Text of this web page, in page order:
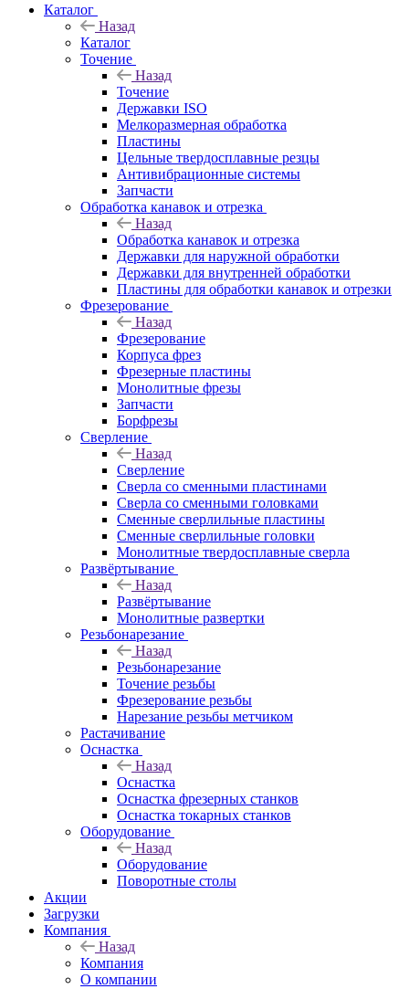
Каталог
Назад
Каталог
Точение
Назад
Точение
Державки ISO
Мелкоразмерная обработка
Пластины
Цельные твердосплавные резцы
Антивибрационные системы
Запчасти
Обработка канавок и отрезка
Назад
Обработка канавок и отрезка
Державки для наружной обработки
Державки для внутренней обработки
Пластины для обработки канавок и отрезки
Фрезерование
Назад
Фрезерование
Корпуса фрез
Фрезерные пластины
Монолитные фрезы
Запчасти
Борфрезы
Сверление
Назад
Сверление
Сверла со сменными пластинами
Сверла со сменными головками
Сменные сверлильные пластины
Сменные сверлильные головки
Монолитные твердосплавные сверла
Развёртывание
Назад
Развёртывание
Монолитные развертки
Резьбонарезание
Назад
Резьбонарезание
Точение резьбы
Фрезерование резьбы
Нарезание резьбы метчиком
Растачивание
Оснастка
Назад
Оснастка
Оснастка фрезерных станков
Оснастка токарных станков
Оборудование
Назад
Оборудование
Поворотные столы
Акции
Загрузки
Компания
Назад
Компания
О компании